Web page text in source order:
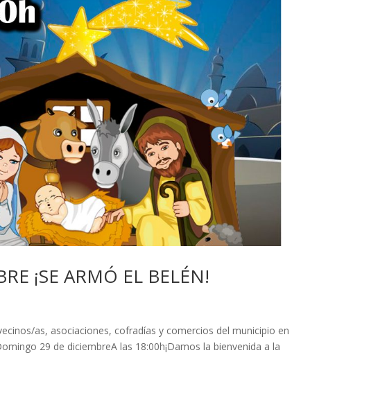
¡SE ARMÓ EL BELÉN!
as, asociaciones, cofradías y comercios del municipio en
29 de diciembreA las 18:00h¡Damos la bienvenida a la